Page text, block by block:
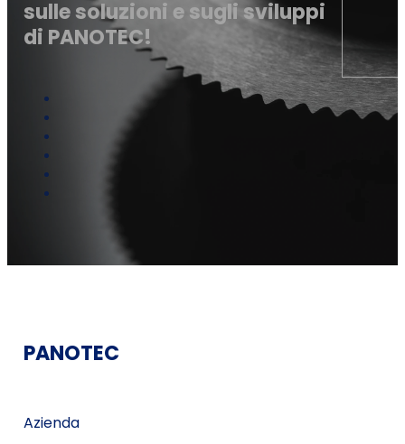
sulle soluzioni e sugli sviluppi
di PANOTEC!
PANOTEC
Azienda